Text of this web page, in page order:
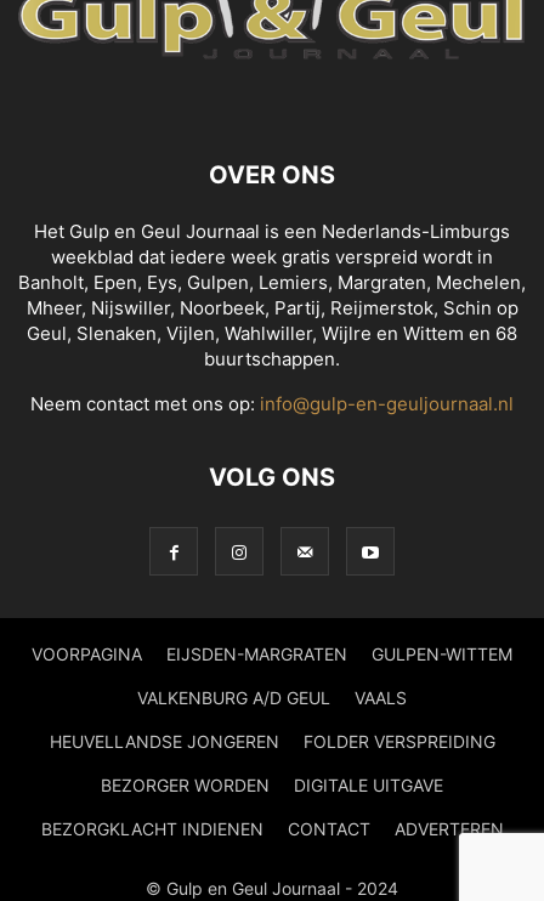
OVER ONS
Het Gulp en Geul Journaal is een Nederlands-Limburgs
weekblad dat iedere week gratis verspreid wordt in
Banholt, Epen, Eys, Gulpen, Lemiers, Margraten, Mechelen,
Mheer, Nijswiller, Noorbeek, Partij, Reijmerstok, Schin op
Geul, Slenaken, Vijlen, Wahlwiller, Wijlre en Wittem en 68
buurtschappen.
Neem contact met ons op: info@gulp-en-geuljournaal.nl
VOLG ONS
VOORPAGINA EIJSDEN-MARGRATEN GULPEN-WITTEM
VALKENBURG A/D GEUL VAALS
HEUVELLANDSE JONGEREN FOLDER VERSPREIDING
BEZORGER WORDEN DIGITALE UITGAVE
BEZORGKLACHT INDIENEN CONTACT ADVERTEREN
© Gulp en Geul Journaal - 2024